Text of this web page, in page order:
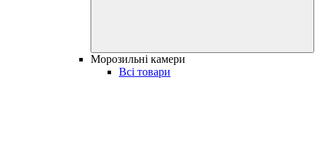
Морозильні камери
Всі товари